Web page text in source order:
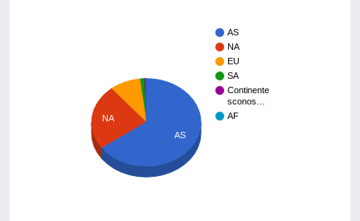
AS
NA
EU
SA
Continente
sconos…
AF
NA
AS